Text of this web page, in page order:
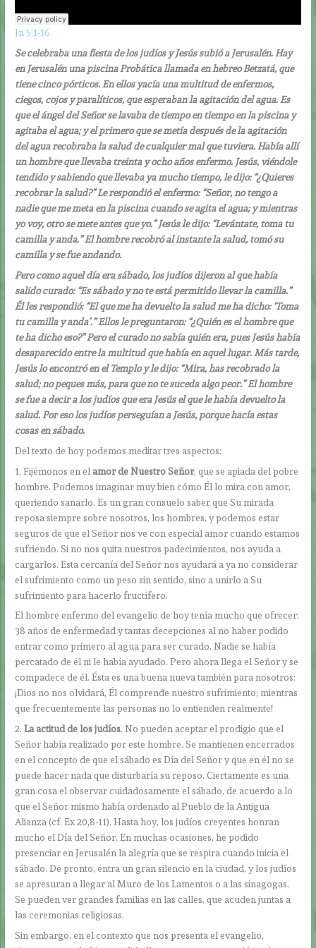
Jn 5,1-16
Se celebraba una fiesta de los judíos y Jesús subió a Jerusalén. Hay
en Jerusalén una piscina Probática llamada en hebreo Betzatá, que
tiene cinco pórticos. En ellos yacía una multitud de enfermos,
ciegos, cojos y paralíticos, que esperaban la agitación del agua. Es
que el ángel del Señor se lavaba de tiempo en tiempo en la piscina y
agitaba el agua; y el primero que se metía después de la agitación
del agua recobraba la salud de cualquier mal que tuviera. Había allí
un hombre que llevaba treinta y ocho años enfermo. Jesús, viéndole
tendido y sabiendo que llevaba ya mucho tiempo, le dijo: “¿Quieres
recobrar la salud?” Le respondió el enfermo: “Señor, no tengo a
nadie que me meta en la piscina cuando se agita el agua; y mientras
yo voy, otro se mete antes que yo.” Jesús le dijo: “Levántate, toma tu
camilla y anda.” El hombre recobró al instante la salud, tomó su
camilla y se fue andando.
Pero como aquel día era sábado, los judíos dijeron al que había
salido curado: “Es sábado y no te está permitido llevar la camilla.”
Él les respondió: “El que me ha devuelto la salud me ha dicho: ‘Toma
tu camilla y anda’.” Ellos le preguntaron: “¿Quién es el hombre que
te ha dicho eso?” Pero el curado no sabía quién era, pues Jesús había
desaparecido entre la multitud que había en aquel lugar. Más tarde,
Jesús lo encontró en el Templo y le dijo: “Mira, has recobrado la
salud; no peques más, para que no te suceda algo peor.” El hombre
se fue a decir a los judíos que era Jesús el que le había devuelto la
salud. Por eso los judíos perseguían a Jesús, porque hacía estas
cosas en sábado.
Del texto de hoy podemos meditar tres aspectos:
1. Fijémonos en el amor de Nuestro Señor, que se apiada del pobre
hombre. Podemos imaginar muy bien cómo Él lo mira con amor,
queriendo sanarlo. Es un gran consuelo saber que Su mirada
reposa siempre sobre nosotros, los hombres, y podemos estar
seguros de que el Señor nos ve con especial amor cuando estamos
sufriendo. Si no nos quita nuestros padecimientos, nos ayuda a
cargarlos. Esta cercanía del Señor nos ayudará a ya no considerar
el sufrimiento como un peso sin sentido, sino a unirlo a Su
sufrimiento para hacerlo fructífero.
El hombre enfermo del evangelio de hoy tenía mucho que ofrecer:
38 años de enfermedad y tantas decepciones al no haber podido
entrar como primero al agua para ser curado. Nadie se había
percatado de él ni le había ayudado. Pero ahora llega el Señor y se
compadece de él. Ésta es una buena nueva también para nosotros:
¡Dios no nos olvidará, Él comprende nuestro sufrimiento; mientras
que frecuentemente las personas no lo entienden realmente!
2.La actitud de los judíos. No pueden aceptar el prodigio que el
Señor había realizado por este hombre. Se mantienen encerrados
en el concepto de que el sábado es Día del Señor y que en él no se
puede hacer nada que disturbaría su reposo. Ciertamente es una
gran cosa el observar cuidadosamente el sábado, de acuerdo a lo
que el Señor mismo había ordenado al Pueblo de la Antigua
Alianza (cf. Ex 20,8-11). Hasta hoy, los judíos creyentes honran
mucho el Día del Señor. En muchas ocasiones, he podido
presenciar en Jerusalén la alegría que se respira cuando inicia el
sábado. De pronto, entra un gran silencio en la ciudad, y los judíos
se apresuran a llegar al Muro de los Lamentos o a las sinagogas.
Se pueden ver grandes familias en las calles, que acuden juntas a
las ceremonias religiosas.
Sin embargo, en el contexto que nos presenta el evangelio,